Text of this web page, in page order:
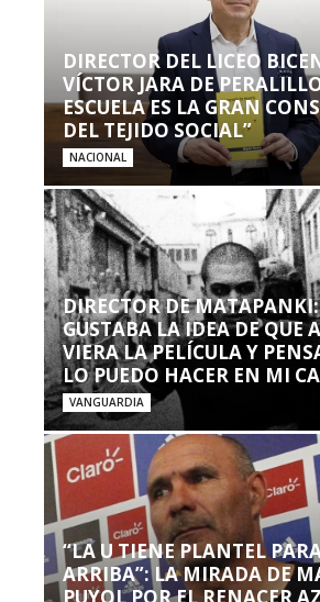
DIRECTOR DEL LICEO
VÍCTOR JARA DE
ESCUELA ES LA GRAN
DEL TEJIDO SOCIAL”
NACIONAL
DIRECTOR DE
GUSTABA LA IDEA DE QUE
VIERA LA PELÍCULA Y
LO PUEDO HACER EN MI
VANGUARDIA
“LA U TIENE PLANTEL
ARRIBA”: LA MIRADA DE